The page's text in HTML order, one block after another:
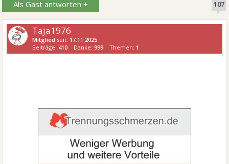
Als Gast antworten + 107
Taja1976
Mitglied seit: 17.11.2025
Beiträge: 410 Danke:999 Themen: 1